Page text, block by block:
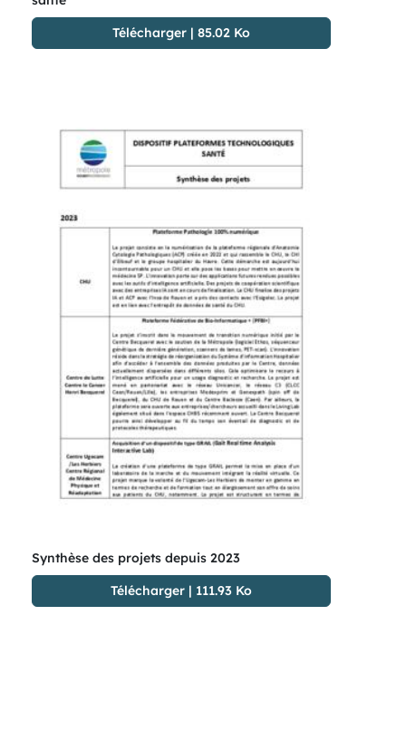
Télécharger | 85.02 Ko
Synthèse des projets depuis 2023
Télécharger | 111.93 Ko